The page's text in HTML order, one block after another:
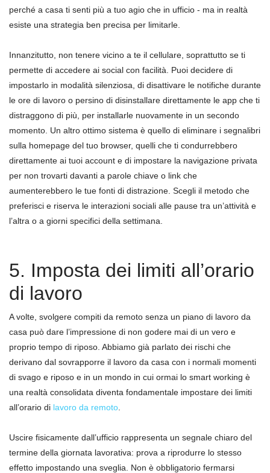
perché a casa ti senti più a tuo agio che in ufficio - ma in realtà
esiste una strategia ben precisa per limitarle.
Innanzitutto, non tenere vicino a te il cellulare, soprattutto se ti
permette di accedere ai social con facilità. Puoi decidere di
impostarlo in modalità silenziosa, di disattivare le notifiche durante
le ore di lavoro o persino di disinstallare direttamente le app che ti
distraggono di più, per installarle nuovamente in un secondo
momento. Un altro ottimo sistema è quello di eliminare i segnalibri
sulla homepage del tuo browser, quelli che ti condurrebbero
direttamente ai tuoi account e di impostare la navigazione privata
per non trovarti davanti a parole chiave o link che
aumenterebbero le tue fonti di distrazione. Scegli il metodo che
preferisci e riserva le interazioni sociali alle pause tra un’attività e
l’altra o a giorni specifici della settimana.
5. Imposta dei limiti all’orario
di lavoro
A volte, svolgere compiti da remoto senza un piano di lavoro da
casa può dare l’impressione di non godere mai di un vero e
proprio tempo di riposo. Abbiamo già parlato dei rischi che
derivano dal sovrapporre il lavoro da casa con i normali momenti
di svago e riposo e in un mondo in cui ormai lo smart working è
una realtà consolidata diventa fondamentale impostare dei limiti
all’orario di lavoro da remoto
Uscire fisicamente dall’ufficio rappresenta un segnale chiaro del
termine della giornata lavorativa: prova a riprodurre lo stesso
effetto impostando una sveglia. Non è obbligatorio fermarsi